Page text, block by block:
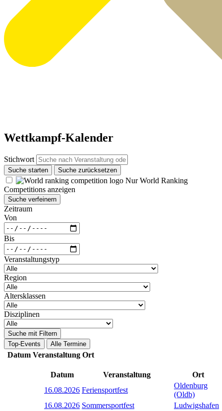
Wettkampf-Kalender
Stichwort
Suche starten Suche zurücksetzen
Nur World Ranking
Competitions anzeigen
Suche verfeinern
Zeitraum
Von
Bis
Veranstaltungstyp
Region
Altersklassen
Disziplinen
Suche mit Filtern
Top-Events
Alle Termine
Datum Veranstaltung Ort
Datum Veranstaltung
Ort
16.08.2026 Feriensportfest
Oldenburg
(Oldb)
16.08.2026 Sommersportfest
Ludwigshafen